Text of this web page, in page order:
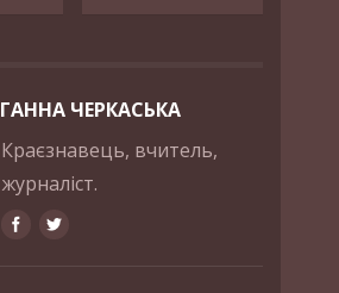
ГАННА ЧЕРКАСЬКА
Краєзнавець, вчитель,
журналіст.